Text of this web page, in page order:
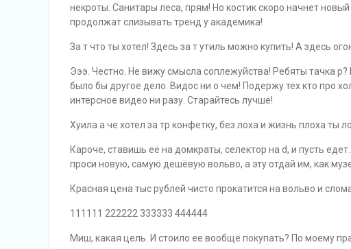
некроты. Санитары леса, прям! Но костик скоро начнет
продолжат слизывать тренд у академика!
За т что ты хотел! Здесь за т утиль можно купить! А здесь
Эээ. Честно. Не вижу смысла соплежуйства! Ребяты тачка р?
было бы другое дело. Видос ни о чем! Подержу тех кто про
интерсное видео ни разу. Старайтесь лучше!
Хуила а че хотел за тр конфетку, без лоха и жизнь плоха ты
Кароче, ставишь её на домкраты, селектор на d, и пусть
проси новую, самую дешёвую вольво, а эту отдай им, как
Красная цена тыс рублей чисто прокатится на вольво и
111111 222222 333333 444444
Миш, какая цель. И стоило ее вообще покупать? По моему